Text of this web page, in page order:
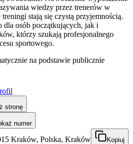
wiedzy przez trenerów w
stają się czystą przyjemnością.
dla osób początkujących, jak i
którzy szukają profesjonalnego
sportowego.
na podstawie publicznie
stronę
numer
Kraków, Polska, Kraków Kopiuj